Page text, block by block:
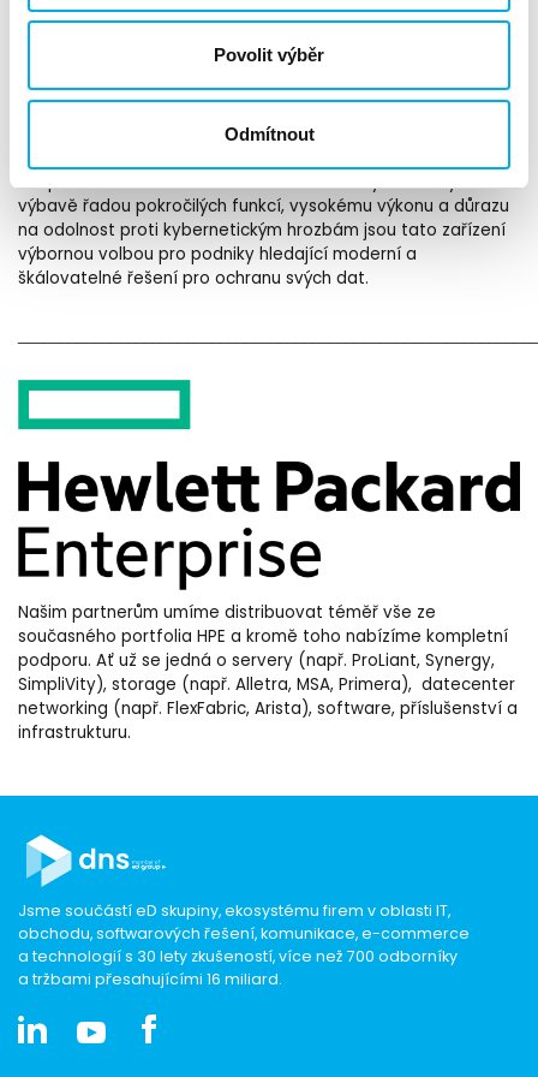
Povolit výběr
Odmítnout
StoreOnce umožňuje správu více zařízení z jediné konzole
díky funkcionalitě Federated Management. Pro prostředí s
mnoha lokalitami to znamená centralizovanou správu
zálohování s minimálním zatížením IT týmu.
Systémy HPE StoreOnce 3720 a 3760
přinášejí novou úroveň
bezpečnosti do oblasti zálohování a obnovy dat. Díky
výbavě řadou pokročilých funkcí, vysokému výkonu a důrazu
na odolnost proti kybernetickým hrozbám jsou tato zařízení
výbornou volbou pro podniky hledající moderní a
škálovatelné řešení pro ochranu svých dat.
Našim partnerům umíme distribuovat téměř vše ze
současného portfolia HPE a kromě toho nabízíme kompletní
podporu. Ať už se jedná o servery (např. ProLiant, Synergy,
SimpliVity), storage (např. Alletra, MSA, Primera), datecenter
networking (např. FlexFabric, Arista), software, příslušenství a
infrastrukturu.
Jsme součástí eD skupiny, ekosystému firem v oblasti IT,
obchodu, softwarových řešení, komunikace, e-commerce
a technologií s 30 lety zkušeností, více než 700 odborníky
a tržbami přesahujícími 16 miliard.